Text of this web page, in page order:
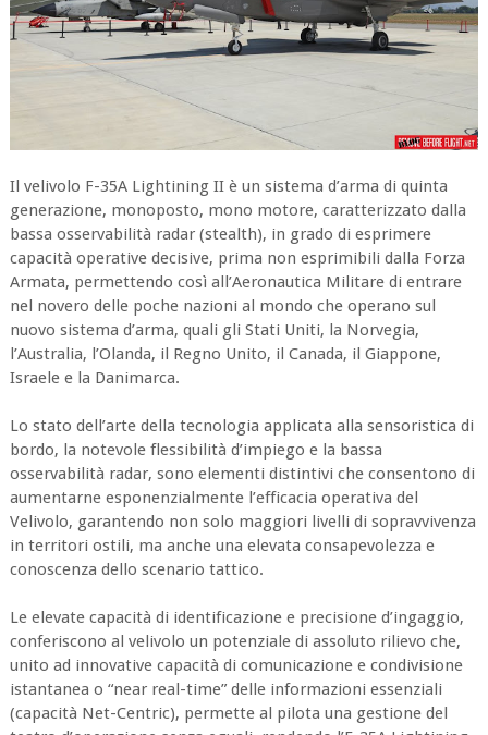
Il velivolo F-35A Lightining II è un sistema d’arma di quinta
generazione, monoposto, mono motore, caratterizzato dalla
bassa osservabilità radar (stealth), in grado di esprimere
capacità operative decisive, prima non esprimibili dalla Forza
Armata, permettendo così all’Aeronautica Militare di entrare
nel novero delle poche nazioni al mondo che operano sul
nuovo sistema d’arma, quali gli Stati Uniti, la Norvegia,
l’Australia, l’Olanda, il Regno Unito, il Canada, il Giappone,
Israele e la Danimarca.
Lo stato dell’arte della tecnologia applicata alla sensoristica di
bordo, la notevole flessibilità d’impiego e la bassa
osservabilità radar, sono elementi distintivi che consentono di
aumentarne esponenzialmente l’efficacia operativa del
Velivolo, garantendo non solo maggiori livelli di sopravvivenza
in territori ostili, ma anche una elevata consapevolezza e
conoscenza dello scenario tattico.
Le elevate capacità di identificazione e precisione d’ingaggio,
conferiscono al velivolo un potenziale di assoluto rilievo che,
unito ad innovative capacità di comunicazione e condivisione
istantanea o “near real-time” delle informazioni essenziali
(capacità Net-Centric), permette al pilota una gestione del